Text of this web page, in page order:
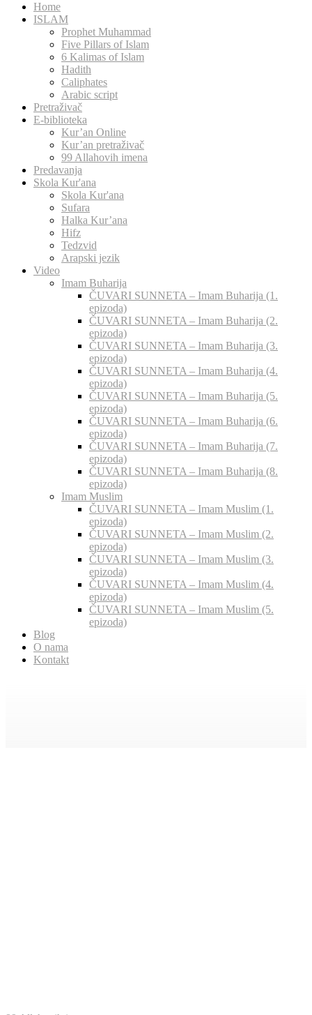
Home
ISLAM
Prophet Muhammad
Five Pillars of Islam
6 Kalimas of Islam
Hadith
Caliphates
Arabic script
Pretraživač
E-biblioteka
Kur’an Online
Kur’an pretraživač
99 Allahovih imena
Predavanja
Skola Kur'ana
Skola Kur'ana
Sufara
Halka Kur’ana
Hifz
Tedzvid
Arapski jezik
Video
Imam Buharija
ČUVARI SUNNETA – Imam Buharija (1.
epizoda)
ČUVARI SUNNETA – Imam Buharija (2.
epizoda)
ČUVARI SUNNETA – Imam Buharija (3.
epizoda)
ČUVARI SUNNETA – Imam Buharija (4.
epizoda)
ČUVARI SUNNETA – Imam Buharija (5.
epizoda)
ČUVARI SUNNETA – Imam Buharija (6.
epizoda)
ČUVARI SUNNETA – Imam Buharija (7.
epizoda)
ČUVARI SUNNETA – Imam Buharija (8.
epizoda)
Imam Muslim
ČUVARI SUNNETA – Imam Muslim (1.
epizoda)
ČUVARI SUNNETA – Imam Muslim (2.
epizoda)
ČUVARI SUNNETA – Imam Muslim (3.
epizoda)
ČUVARI SUNNETA – Imam Muslim (4.
epizoda)
ČUVARI SUNNETA – Imam Muslim (5.
epizoda)
Blog
O nama
Kontakt